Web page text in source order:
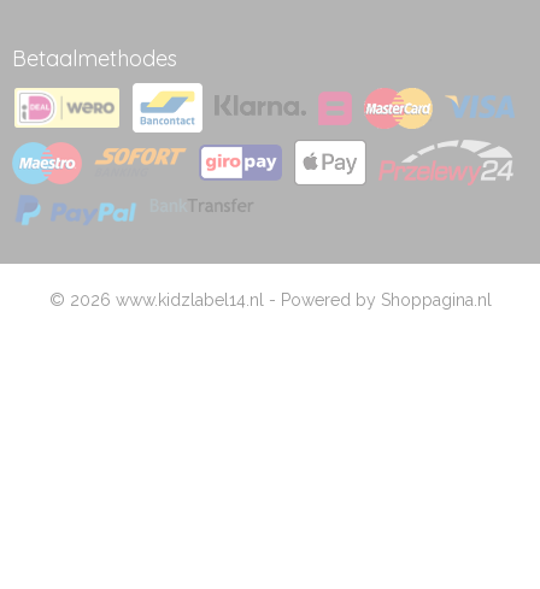
Betaalmethodes
© 2026 www.kidzlabel14.nl - Powered by Shoppagina.nl